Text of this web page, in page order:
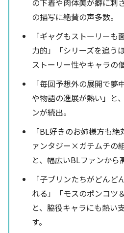
の下着や肉体美が癖に刺
の描写に絶賛の声多数。
「ギャグもストーリー
力的」「シリーズを追う
ストーリー性やキャラの
「毎回予想外の展開で
や物語の進展が熱い」と
ンが続出。
「BL好きのお姉様方も
ァンタジー×ガチムチの
と、幅広いBLファンから
「子ブリンたちがどんど
れる」「モスのポンコツ
と、脇役キャラにも熱い
す。